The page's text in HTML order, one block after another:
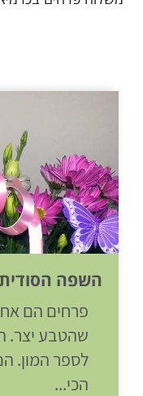
השפה
פרחים הם
שהטבע יצר.
לספר המון.
הכי...